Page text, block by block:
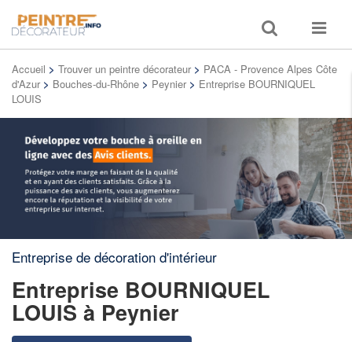
Toggle
search
Toggle
Accueil > Trouver un peintre décorateur > PACA - Provence Alpes Côte
d'Azur > Bouches-du-Rhône > Peynier > Entreprise BOURNIQUEL
LOUIS
Entreprise de décoration d'intérieur
Entreprise BOURNIQUEL
LOUIS à Peynier